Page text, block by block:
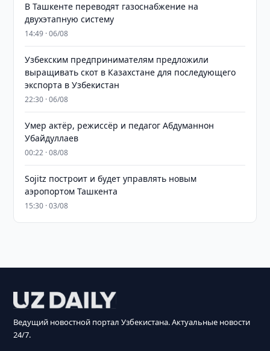
В Ташкенте переводят газоснабжение на
двухэтапную систему
14:49 · 06/08
Узбекским предпринимателям предложили
выращивать скот в Казахстане для последующего
экспорта в Узбекистан
22:30 · 06/08
Умер актёр, режиссёр и педагог Абдуманнон
Убайдуллаев
00:22 · 08/08
Sojitz построит и будет управлять новым
аэропортом Ташкента
15:30 · 03/08
Ведущий новостной портал Узбекистана. Актуальные новости
24/7.